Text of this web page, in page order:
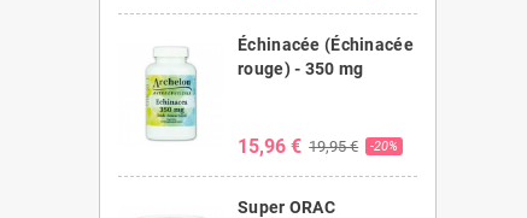
Échinacée (Échinacée
rouge) - 350 mg
15,96 € 19,95 € -20%
Super ORAC